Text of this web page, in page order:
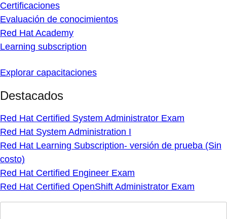
Certificaciones
Evaluación de conocimientos
Red Hat Academy
Learning subscription
Explorar capacitaciones
Destacados
Red Hat Certified System Administrator Exam
Red Hat System Administration I
Red Hat Learning Subscription- versión de prueba (Sin
costo)
Red Hat Certified Engineer Exam
Red Hat Certified OpenShift Administrator Exam